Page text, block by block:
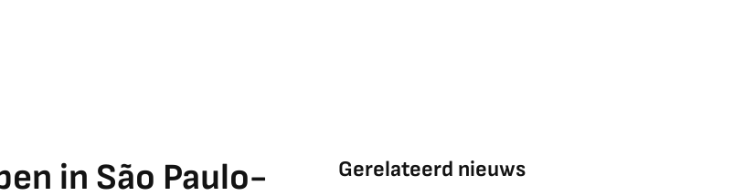
in São Paulo- Gerelateerd nieuws